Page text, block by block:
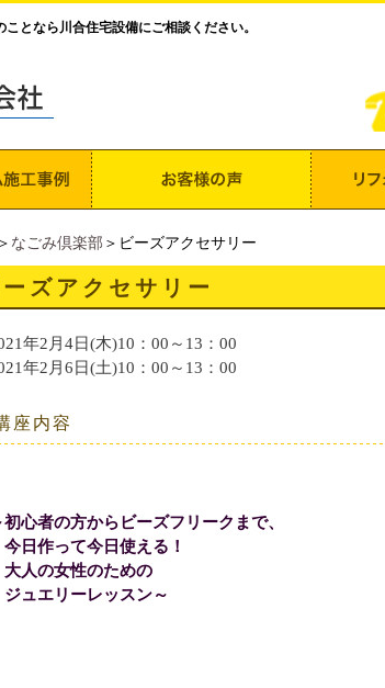
となら川合住宅設備にご相談ください。
＞ なごみ倶楽部 ＞ビーズアクセサリー
ーズアクセサリー
年2月4日(木)10：00～13：00
年2月6日(土)10：00～13：00
座内容
初心者の方からビーズフリークまで、
日作って今日使える！
人の女性のための
ュエリーレッスン～